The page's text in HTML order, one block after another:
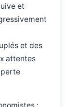
et
et des
attentes
perte
: